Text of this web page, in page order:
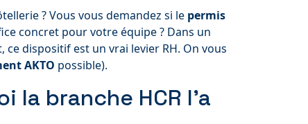
? Vous vous demandez si le permis
concret pour votre équipe ? Dans un
dispositif est un vrai levier RH. On vous
AKTO possible).
branche HCR l’a